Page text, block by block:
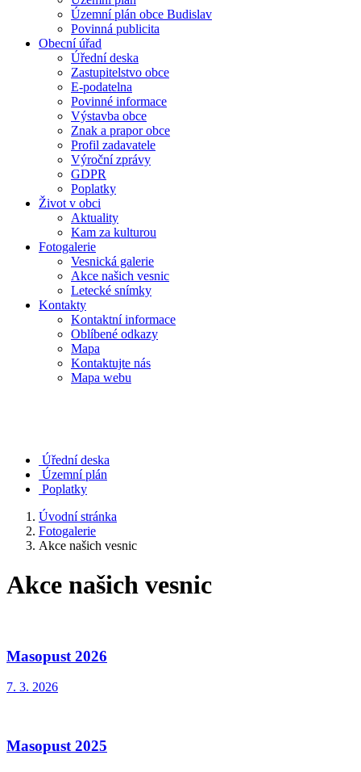
Územní plán obce Budislav
Povinná publicita
Obecní úřad
Úřední deska
Zastupitelstvo obce
E-podatelna
Povinné informace
Výstavba obce
Znak a prapor obce
Profil zadavatele
Výroční zprávy
GDPR
Poplatky
Život v obci
Aktuality
Kam za kulturou
Fotogalerie
Vesnická galerie
Akce našich vesnic
Letecké snímky
Kontakty
Kontaktní informace
Oblíbené odkazy
Mapa
Kontaktujte nás
Mapa webu
Úřední deska
Územní plán
Poplatky
Úvodní stránka
Fotogalerie
Akce našich vesnic
Akce našich vesnic
Masopust 2026
7. 3. 2026
Masopust 2025